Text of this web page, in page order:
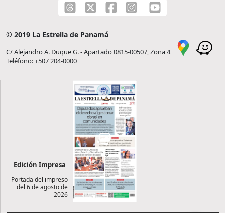
© 2019 La Estrella de Panamá
C/ Alejandro A. Duque G. - Apartado 0815-00507, Zona 4
Teléfono: +507 204-0000
Edición Impresa
Portada del impreso
del 6 de agosto de
2026